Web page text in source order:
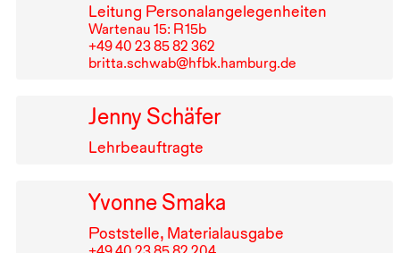
Leitung Personalangelegenheiten
Wartenau 15: R⁠ ⁠15b
+49⁠ ⁠40⁠ ⁠23⁠ ⁠85⁠ ⁠82⁠ ⁠362
britta.schwab@hfbk.hamburg.de
Jenny Schäfer
Lehrbeauftragte
Yvonne Smaka
Poststelle, Materialausgabe